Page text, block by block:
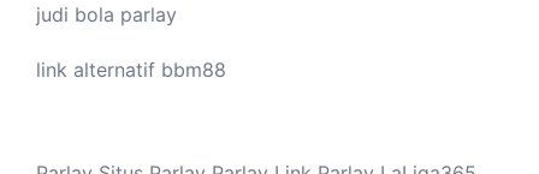
judi bola parlay
link alternatif bbm88